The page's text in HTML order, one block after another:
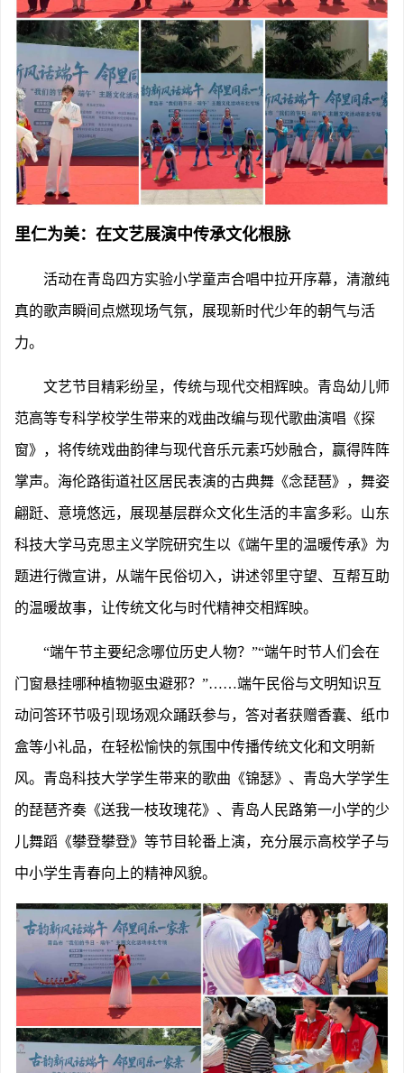
里仁为美：在文艺展演中传承文化根脉
活动在青岛四方实验小学童声合唱中拉开序幕，清澈纯
真的歌声瞬间点燃现场气氛，展现新时代少年的朝气与活
力。
文艺节目精彩纷呈，传统与现代交相辉映。青岛幼儿师
范高等专科学校学生带来的戏曲改编与现代歌曲演唱《探
窗》，将传统戏曲韵律与现代音乐元素巧妙融合，赢得阵阵
掌声。海伦路街道社区居民表演的古典舞《念琵琶》，舞姿
翩跹、意境悠远，展现基层群众文化生活的丰富多彩。山东
科技大学马克思主义学院研究生以《端午里的温暖传承》为
题进行微宣讲，从端午民俗切入，讲述邻里守望、互帮互助
的温暖故事，让传统文化与时代精神交相辉映。
“端午节主要纪念哪位历史人物？”“端午时节人们会在
门窗悬挂哪种植物驱虫避邪？”……端午民俗与文明知识互
动问答环节吸引现场观众踊跃参与，答对者获赠香囊、纸巾
盒等小礼品，在轻松愉快的氛围中传播传统文化和文明新
风。青岛科技大学学生带来的歌曲《锦瑟》、青岛大学学生
的琵琶齐奏《送我一枝玫瑰花》、青岛人民路第一小学的少
儿舞蹈《攀登攀登》等节目轮番上演，充分展示高校学子与
中小学生青春向上的精神风貌。